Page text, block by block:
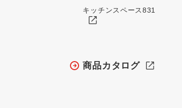
キッチンスペース831
商品カタログ